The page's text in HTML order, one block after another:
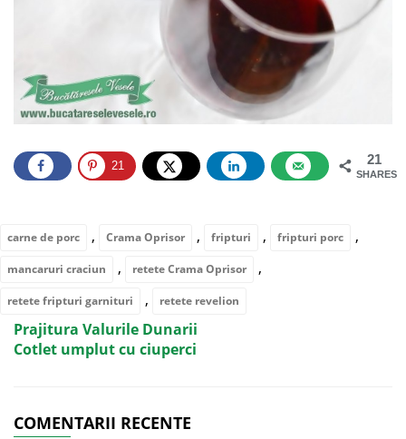
21
SHARES
21
carne de porc , Crama Oprisor , fripturi , fripturi porc ,
mancaruri craciun , retete Crama Oprisor ,
retete fripturi garnituri , retete revelion
Prajitura Valurile Dunarii
Cotlet umplut cu ciuperci
COMENTARII RECENTE